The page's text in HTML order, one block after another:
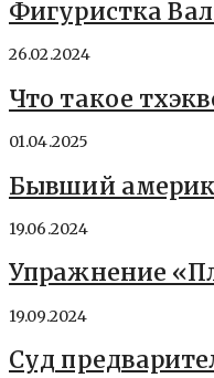
Фигуристка
26.02.2024
Что такое
01.04.2025
Бывший
19.06.2024
Упражнение
19.09.2024
Суд